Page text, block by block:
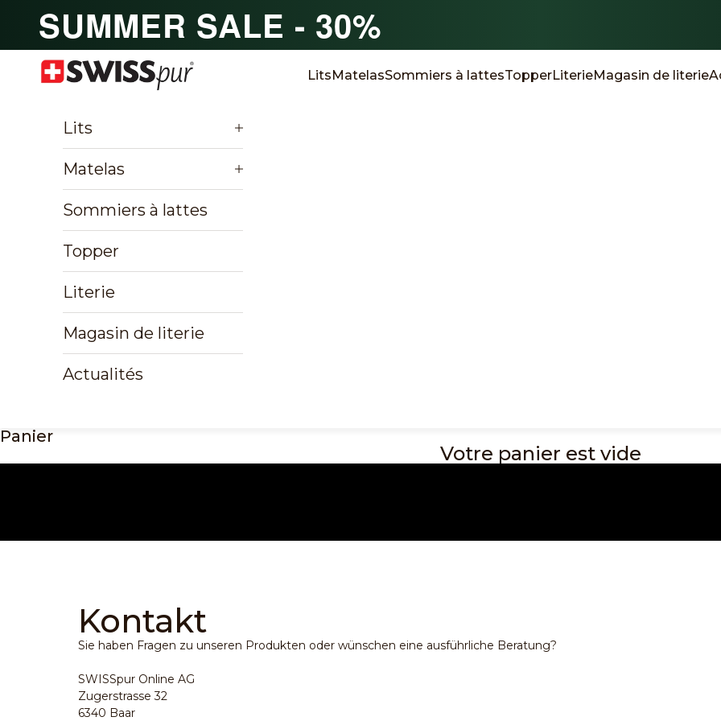
SUMMER SALE - 30%
SWISSpur LitsMatelasSommiers à lattesTopperLiterieMagasin de literie
Lits
Matelas
Sommiers à lattes
Topper
Literie
Magasin de literie
Actualités
Panier
Votre panier est vide
Kontakt
Sie haben Fragen zu unseren Produkten oder wünschen eine ausführliche Beratung?
SWISSpur Online AG
Zugerstrasse 32
6340 Baar